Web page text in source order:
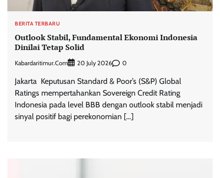
BERITA TERBARU
Outlook Stabil, Fundamental Ekonomi Indonesia
Dinilai Tetap Solid
Kabardaritimur.com 20 July 2026 0
Jakarta  Keputusan Standard & Poor’s (S&P) Global
Ratings mempertahankan Sovereign Credit Rating
Indonesia pada level BBB dengan outlook stabil menjadi
sinyal positif bagi perekonomian […]